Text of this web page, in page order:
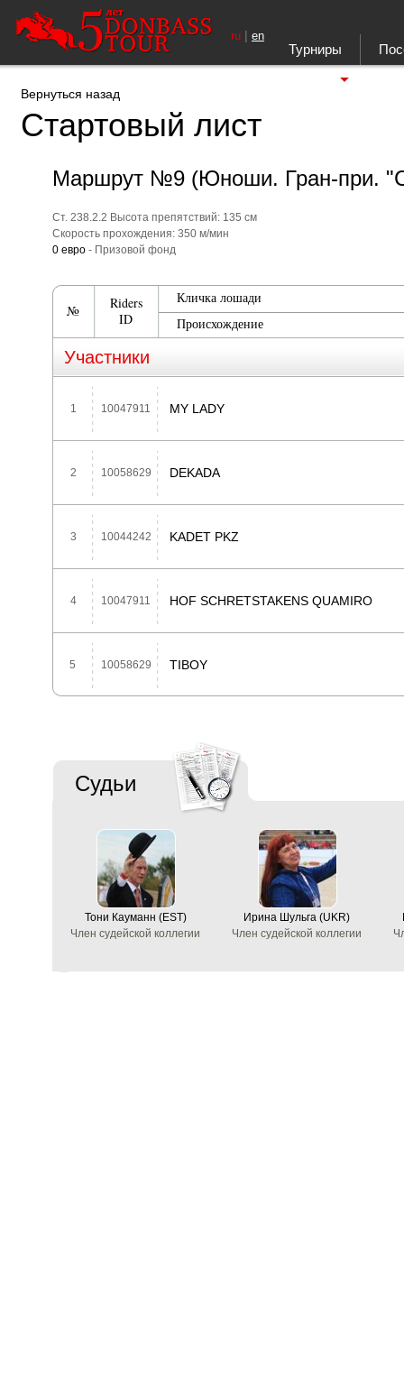
Турниры
ru | en
Вернуться назад
Стартовый лист
Маршрут №9 (Юноши. Гран-при.
Ст. 238.2.2 Высота препятствий: 135 см
Скорость прохождения: 350 м/мин
0 евро - Призовой фонд
№
Riders
ID
Кличка лошади
Происхождение
Участники
1 10047911 MY LADY
2 10058629 DEKADA
3 10044242 KADET PKZ
4 10047911 HOF SCHRETSTAKENS QUAMIRO
5 10058629 TIBOY
Судьи
Тони Кауманн (EST)
Член судейской коллегии
Ирина Шульга (UKR)
Член судейской коллегии